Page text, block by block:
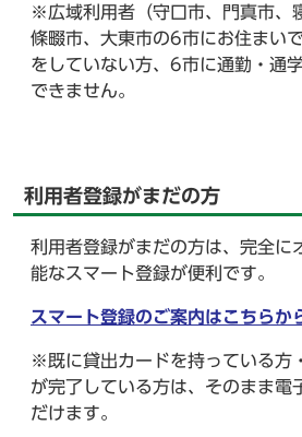
※広域利用者（守口市、門真市、
條畷市、大東市の6市にお住まい
をしていない方、6市に通勤・通
できません。
利用者登録がまだの方
利用者登録がまだの方は、完全に
能なスマート登録が便利です。
スマート登録のご案内はこちらか
※既に貸出カードを持っている方
が完了している方は、そのまま電
だけます。